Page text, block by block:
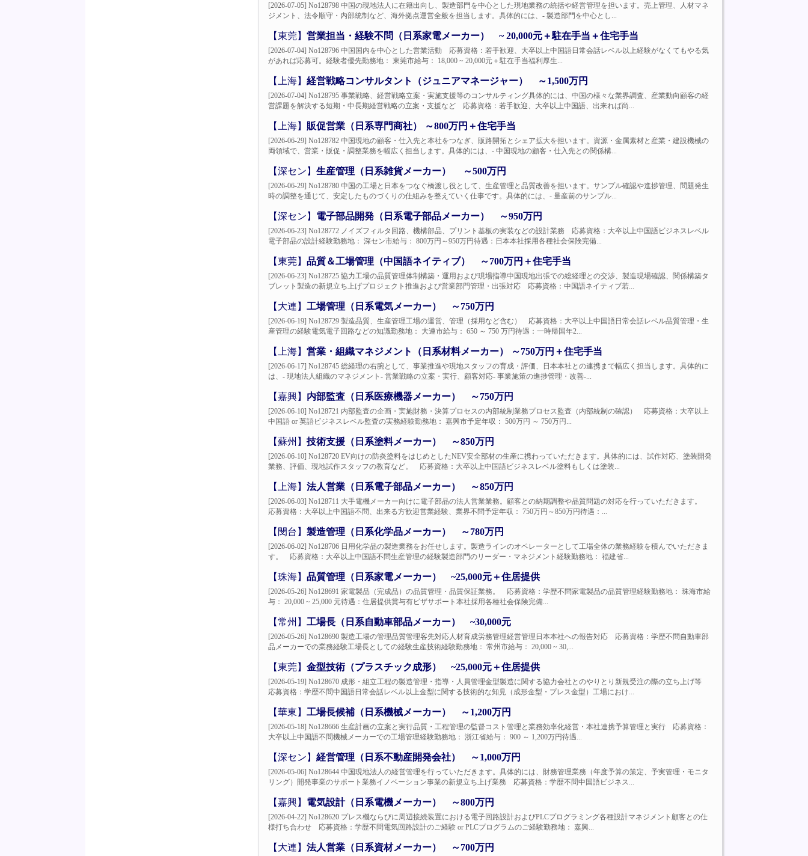
[2026-07-05] No128798 中国の現地法人に在籍出向し、製造部門を中心とした現地業務の統括や経営管理を担います。売上管理、人材マネ
ジメント、法令順守・内部統制など、海外拠点運営全般を担当します。具体的には、- 製造部門を中心とし...
【東莞】 営業担当・経験不問（日系家電メーカー） ~ 20,000元＋駐在手当＋住宅手当
[2026-07-04] No128796 中国国内を中心とした営業活動 応募資格：若手歓迎、大卒以上中国語日常会話レベル以上経験がなくてもやる気
があれば応募可。経験者優先勤務地： 東莞市給与： 18,000 ~ 20,000元＋駐在手当福利厚生...
【上海】 経営戦略コンサルタント（ジュニアマネージャー） ～1,500万円
[2026-07-04] No128795 事業戦略、経営戦略立案・実施支援等のコンサルティング具体的には、中国の様々な業界調査、産業動向顧客の経
営課題を解決する短期・中長期経営戦略の立案・支援など 応募資格：若手歓迎、大卒以上中国語、出来れば尚...
【上海】 販促営業（日系専門商社） ～800万円＋住宅手当
[2026-06-29] No128782 中国現地の顧客・仕入先と本社をつなぎ、販路開拓とシェア拡大を担います。資源・金属素材と産業・建設機械の
両領域で、営業・販促・調整業務を幅広く担当します。具体的には、- 中国現地の顧客・仕入先との関係構...
【深セン】 生産管理（日系雑貨メーカー） ～500万円
[2026-06-29] No128780 中国の工場と日本をつなぐ橋渡し役として、生産管理と品質改善を担います。サンプル確認や進捗管理、問題発生
時の調整を通じて、安定したものづくりの仕組みを整えていく仕事です。具体的には、- 量産前のサンプル...
【深セン】 電子部品開発（日系電子部品メーカー） ～950万円
[2026-06-23] No128772 ノイズフィルタ回路、機構部品、プリント基板の実装などの設計業務 応募資格：大卒以上中国語ビジネスレベル
電子部品の設計経験勤務地： 深セン市給与： 800万円～950万円待遇：日本本社採用各種社会保険完備...
【東莞】 品質＆工場管理（中国語ネイティブ） ～700万円＋住宅手当
[2026-06-23] No128725 協力工場の品質管理体制構築・運用および現場指導中国現地出張での総経理との交渉、製造現場確認、関係構築タ
ブレット製造の新規立ち上げプロジェクト推進および営業部門管理・出張対応 応募資格：中国語ネイティブ若...
【大連】 工場管理（日系電気メーカー） ～750万円
[2026-06-19] No128729 製造品質、生産管理工場の運営、管理（採用など含む） 応募資格：大卒以上中国語日常会話レベル品質管理・生
産管理の経験電気電子回路などの知識勤務地： 大連市給与： 650 ～ 750 万円待遇：一時帰国年2...
【上海】 営業・組織マネジメント（日系材料メーカー） ～750万円＋住宅手当
[2026-06-17] No128745 総経理の右腕として、事業推進や現地スタッフの育成・評価、日本本社との連携まで幅広く担当します。具体的に
は、- 現地法人組織のマネジメント- 営業戦略の立案・実行、顧客対応- 事業施策の進捗管理・改善-...
【嘉興】 内部監査（日系医療機器メーカー） ～750万円
[2026-06-10] No128721 内部監査の企画・実施財務・決算プロセスの内部統制業務プロセス監査（内部統制の確認） 応募資格：大卒以上
中国語 or 英語ビジネスレベル監査の実務経験勤務地： 嘉興市予定年収： 500万円 ～ 750万円...
【蘇州】 技術支援（日系塗料メーカー） ～850万円
[2026-06-10] No128720 EV向けの防炎塗料をはじめとしたNEV安全部材の生産に携わっていただきます。具体的には、試作対応、塗装開発
業務、評価、現地試作スタッフの教育など。 応募資格：大卒以上中国語ビジネスレベル塗料もしくは塗装...
【上海】 法人営業（日系電子部品メーカー） ～850万円
[2026-06-03] No128711 大手電機メーカー向けに電子部品の法人営業業務。顧客との納期調整や品質問題の対応を行っていただきます。
応募資格：大卒以上中国語不問、出来る方歓迎営業経験、業界不問予定年収： 750万円～850万円待遇：...
【閔台】 製造管理（日系化学品メーカー） ～780万円
[2026-06-02] No128706 日用化学品の製造業務をお任せします。製造ラインのオペレーターとして工場全体の業務経験を積んでいただきま
す。 応募資格：大卒以上中国語不問生産管理の経験製造部門のリーダー・マネジメント経験勤務地： 福建省...
【珠海】 品質管理（日系家電メーカー） ~25,000元＋住居提供
[2026-05-26] No128691 家電製品（完成品）の品質管理・品質保証業務。 応募資格：学歴不問家電製品の品質管理経験勤務地： 珠海市給
与： 20,000 ~ 25,000 元待遇：住居提供賞与有ビザサポート本社採用各種社会保険完備...
【常州】 工場長（日系自動車部品メーカー） ~30,000元
[2026-05-26] No128690 製造工場の管理品質管理客先対応人材育成労務管理経営管理日本本社への報告対応 応募資格：学歴不問自動車部
品メーカーでの業務経験工場長としての経験生産技術経験勤務地： 常州市給与： 20,000 ~ 30,...
【東莞】 金型技術（プラスチック成形） ~25,000元＋住居提供
[2026-05-19] No128670 成形・組立工程の製造管理・指導・人員管理金型製造に関する協力会社とのやりとり新規受注の際の立ち上げ等
応募資格：学歴不問中国語日常会話レベル以上金型に関する技術的な知見（成形金型・プレス金型）工場におけ...
【華東】 工場長候補（日系機械メーカー） ～1,200万円
[2026-05-18] No128666 生産計画の立案と実行品質・工程管理の監督コスト管理と業務効率化経営・本社連携予算管理と実行 応募資格：
大卒以上中国語不問機械メーカーでの工場管理経験勤務地： 浙江省給与： 900 ～ 1,200万円待遇...
【深セン】 経営管理（日系不動産開発会社） ～1,000万円
[2026-05-06] No128644 中国現地法人の経営管理を行っていただきます。具体的には、財務管理業務（年度予算の策定、予実管理・モニタ
リング）開発事業のサポート業務イノベーション事業の新規立ち上げ業務 応募資格：学歴不問中国語ビジネス...
【嘉興】 電気設計（日系電機メーカー） ～800万円
[2026-04-22] No128620 プレス機ならびに周辺接続装置における電子回路設計およびPLCプログラミング各種設計マネジメント顧客との仕
様打ち合わせ 応募資格：学歴不問電気回路設計のご経験 or PLCプログラムのご経験勤務地： 嘉興...
【大連】 法人営業（日系資材メーカー） ～700万円